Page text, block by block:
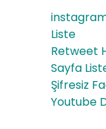
Liste
Retweet
Sayfa
Şifresiz
Youtube